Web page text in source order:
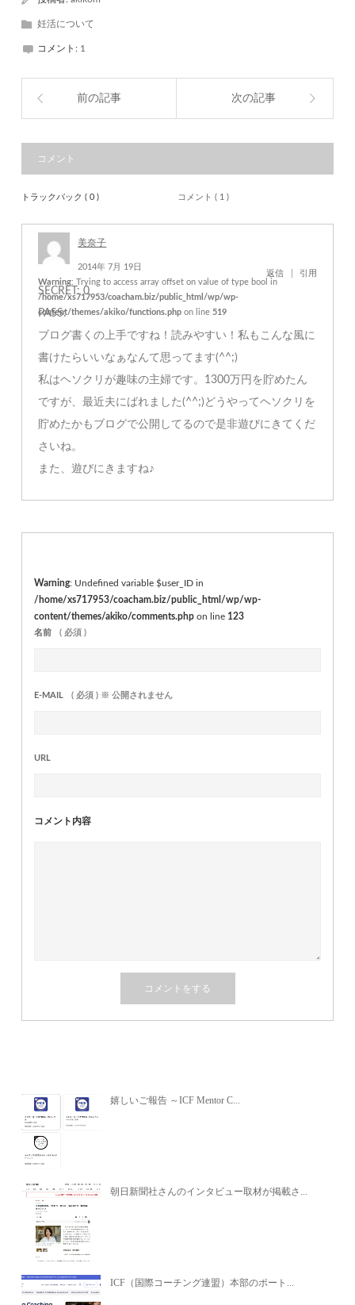
妊活について
コメント: 1
前の記事 次の記事
コメント
トラックバック ( 0 ) コメント ( 1 )
美奈子
2014年 7月 19日
Warning: Trying to access array offset on value of type bool in
/home/xs717953/coacham.biz/public_html/wp/wp-
content/themes/akiko/functions.php on line 519
返信 引用
SECRET: 0
PASS:
ブログ書くの上手ですね！読みやすい！私もこんな風に
書けたらいいなぁなんて思ってます(^^;)
私はヘソクリが趣味の主婦です。1300万円を貯めたん
ですが、最近夫にばれました(^^;)どうやってヘソクリを
貯めたかもブログで公開してるので是非遊びにきてくだ
さいね。
また、遊びにきますね♪
Warning : Undefined variable $user_ID in
/home/xs717953/coacham.biz/public_html/wp/wp-
content/themes/akiko/comments.php on line 123
名前 ( 必須 )
E-MAIL ( 必須 ) ※ 公開されません
URL
コメント内容
嬉しいご報告 ～ICF Mentor C...
朝日新聞社さんのインタビュー取材が掲載さ...
ICF（国際コーチング連盟）本部のポート...